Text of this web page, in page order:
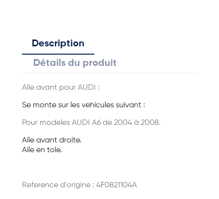
Description
Détails du produit
Aile avant pour AUDI :
Se monte sur les vehicules suivant :
Pour modeles AUDI A6 de 2004 à 2008.
Aile avant droite.
Aile en tole.
Reference d'origine : 4F0821104A